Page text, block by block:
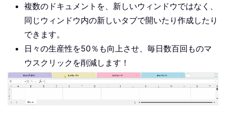
複数のドキュメントを、新しいウィンドウではなく、
同じウィンドウ内の新しいタブで開いたり作成したり
できます。
日々の生産性を50％も向上させ、毎日数百回ものマ
ウスクリックを削減します！